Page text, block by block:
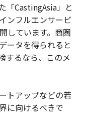
「CastingAsia」と
ンフルエンサービ
しています。商圏
ータを得られると
するなら、このメ
トアップなどの若
に向けるべきで